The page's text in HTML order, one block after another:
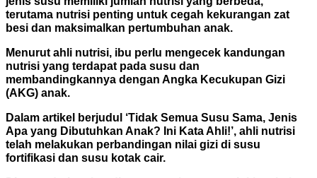
terutama nutrisi penting untuk cegah kekurangan zat
besi dan maksimalkan pertumbuhan anak.
Menurut ahli nutrisi, ibu perlu mengecek kandungan
nutrisi yang terdapat pada susu dan
membandingkannya dengan Angka Kecukupan Gizi
(AKG) anak.
Dalam artikel berjudul ‘Tidak Semua Susu Sama, Jenis
Apa yang Dibutuhkan Anak? Ini Kata Ahli!’, ahli nutrisi
telah melakukan perbandingan nilai gizi di susu
fortifikasi dan susu kotak cair.